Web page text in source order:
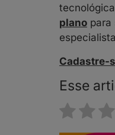
plano para
Cadastre-
Esse